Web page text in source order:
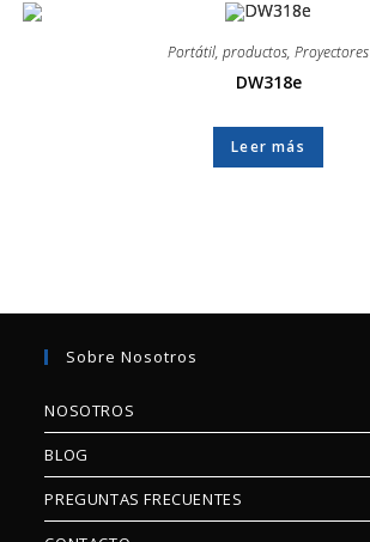
Portátil, productos, Proyectores
DW318e
Leer más
Sobre Nosotros
NOSOTROS
BLOG
PREGUNTAS FRECUENTES